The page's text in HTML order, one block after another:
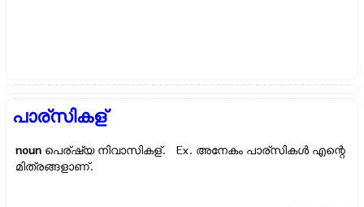
പാര്സികള്
noun പെര്ഷ്യ നിവാസികള്. Ex. അനേകം പാര്സികള്‍ എന്റെ
മിത്രങ്ങളാണ്.